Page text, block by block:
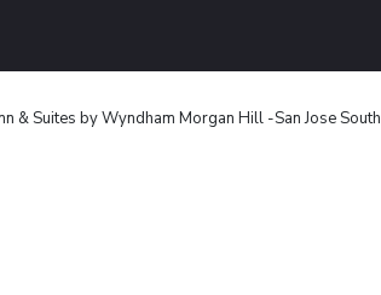
& Suites by Wyndham Morgan Hill -San Jose South